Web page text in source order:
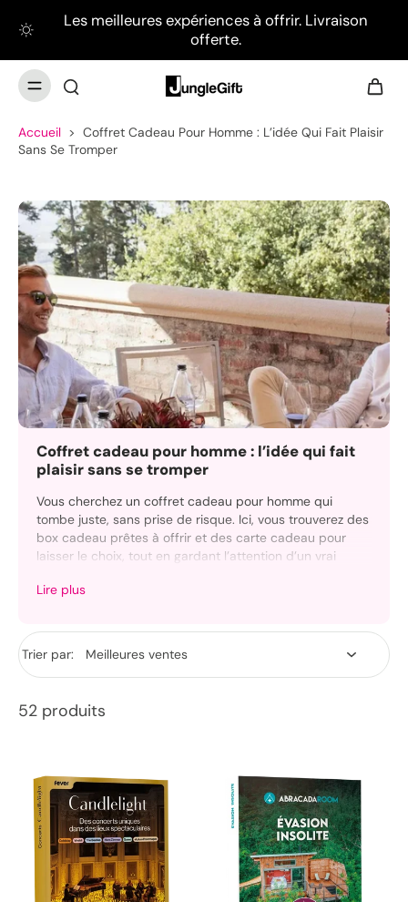
Les meilleures expériences à offrir. Livraison
offerte.
Accueil > Coffret Cadeau Pour Homme : L’idée Qui Fait Plaisir
Sans Se Tromper
Coffret cadeau pour homme : l’idée qui fait
plaisir sans se tromper
Vous cherchez un coffret cadeau pour homme qui
tombe juste, sans prise de risque. Ici, vous trouverez des
box cadeau prêtes à offrir et des carte cadeau pour
laisser le choix, tout en gardant l’attention d’un vrai
un collègue, l’objectif est le même : lui faire plaisir dès
l’ouverture, avec une personnalisation simple et une
livraison pensée pour offrir.
Lire plus
Trier par:
52 produits